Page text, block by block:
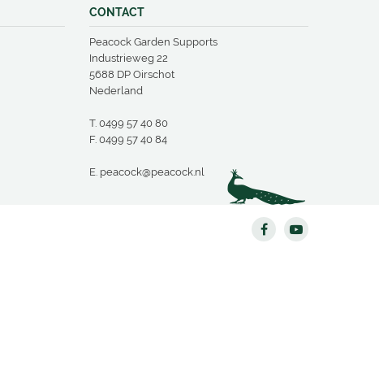
CONTACT
Peacock Garden Supports
Industrieweg 22
5688 DP Oirschot
Nederland
T. 0499 57 40 80
F. 0499 57 40 84
E. peacock@peacock.nl